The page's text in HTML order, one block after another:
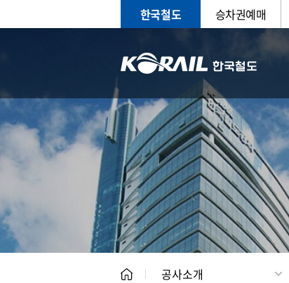
한국철도 승차권예매
CEO
공사소개